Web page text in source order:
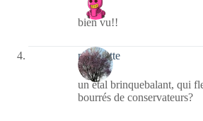
bien vu!!
m'annette
un étal brinquebalant, qui
bourrés de conservateurs?